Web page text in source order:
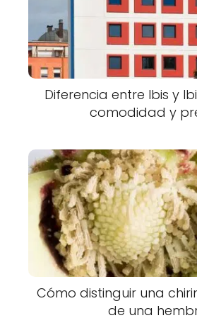
Diferencia entre Ibis y
comodidad y
Cómo distinguir una
de una